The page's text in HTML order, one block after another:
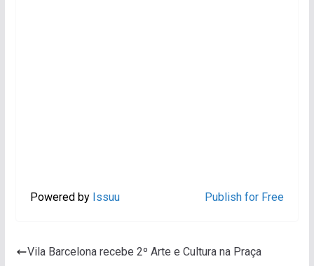
Powered by Issuu Publish for Free
Vila Barcelona recebe 2º Arte e Cultura na Praça